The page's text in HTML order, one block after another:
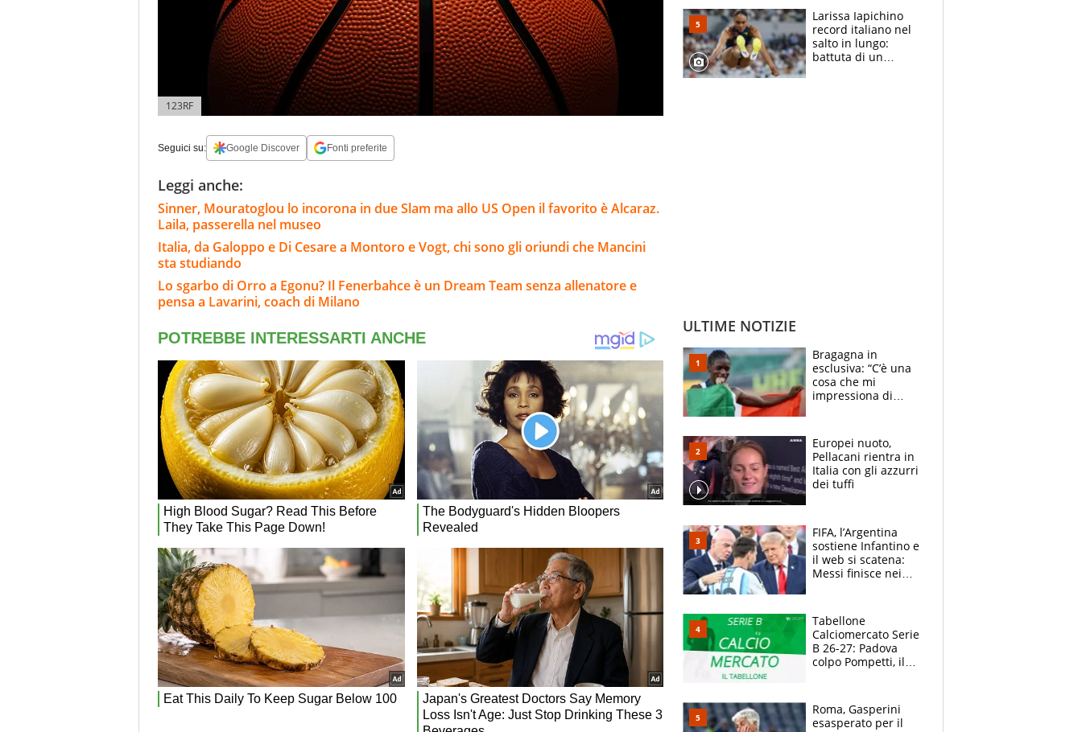
123RF
Seguici su: Google Discover Fonti preferite
Leggi anche:
Sinner, Mouratoglou lo incorona in due Slam ma allo US Open il favorito è Alcaraz.
Laila, passerella nel museo
Italia, da Galoppo e Di Cesare a Montoro e Vogt, chi sono gli oriundi che Mancini
sta studiando
Lo sgarbo di Orro a Egonu? Il Fenerbahce è un Dream Team senza allenatore e
pensa a Lavarini, coach di Milano
rischio da evitare
Larissa Iapichino
record italiano nel
salto in lungo:
battuta di un
ULTIME NOTIZIE
Bragagna in
esclusiva: “C’è una
cosa che mi
impressiona di
E svela la sorpresa
agli Europei
Europei nuoto,
Pellacani rientra in
Italia con gli azzurri
dei tuffi
FIFA, l’Argentina
sostiene Infantino e
il web si scatena:
Messi finisce nei
polemiche
Tabellone
Calciomercato Serie
B 26-27: Padova
colpo Pompetti, il
Roma, Gasperini
esasperato per il